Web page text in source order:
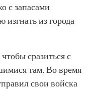
с запасами
из города
сразиться с
там. Во время
свои войска